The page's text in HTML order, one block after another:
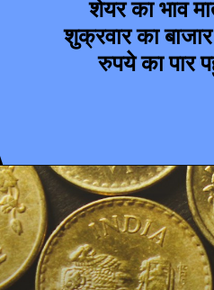
शेयर का भाव
शुक्रवार का
रुपये का पार